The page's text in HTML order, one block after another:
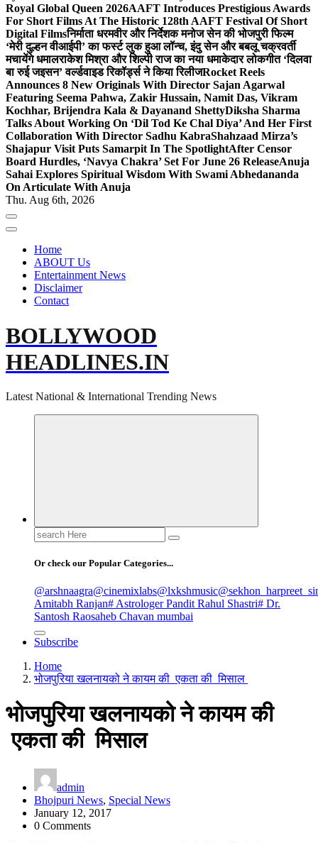
Royal Global Queen 2026AAFT Introduces Prestigious Awards
For Short Films At The Historic 128th AAFT Festival Of Short
Digital Filmsनिर्माता धरमवीर और निर्देशक मनोज सेन की भोजपुरी फिल्म
‘मेरी दुल्हन वीआईपी’ का फर्स्ट लुक हुआ लॉन्च, इंदु सेन और बबलू चक्रवर्ती
मचायेंगे धमालराकेश मिश्रा और शिल्पी राज का नया धमाकेदार लोकगीत ‘दिलवा
बा रुई जइसन’ वर्ल्डवाइड रिकॉर्ड्स ने किया रिलीजRocket Reels
Announces 8 New Originals With Director Sajan Agarwal
Featuring Seema Pahwa, Zakir Hussain, Namit Das, Vikram
Kochhar, Brijendra Kala & Dayanand ShettyDiksha Sharma
Talks About Working On ‘Dil Tod Ke Chal Diya’ And Her First
Collaboration With Director Sadhu KabraShahzaad Mirza’s
Shajapur Visit Puts Samarpit In The SpotlightAfter Censor
Board Hurdles, ‘Navya Chakra’ Set For June 26 ReleaseAnuja
Sahai Explores Spiritual Wisdom With Swami Abhedananda
On Articulate With Anuja
Thu. Aug 6th, 2026
Home
ABOUT Us
Entertainment News
Disclaimer
Contact
BOLLYWOOD
HEADLINES.IN
Latest National & International Trending News
Search
for:
Or check our Popular Categories...
@arshnaagra@cinemixlabs@lxkshmusic
Amitabh Ranjan# Astrologer Pandit Rahul Shastri# Dr.
Santosh Raosaheb Chavan mumbai
Subscribe
Home
भोजपुरिया खलनायको ने कायम की एकता की मिसाल
भोजपुरिया खलनायको ने कायम की
एकता की मिसाल
admin
Bhojpuri News, Special News
January 12, 2017
0 Comments